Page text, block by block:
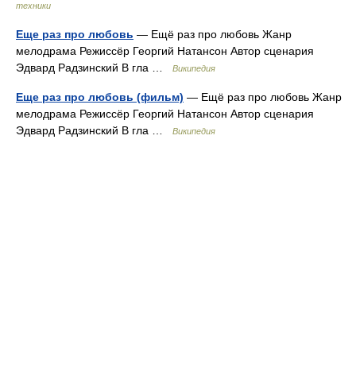
техники
Еще раз про любовь — Ещё раз про любовь Жанр
мелодрама Режиссёр Георгий Натансон Автор сценария
Эдвард Радзинский В гла …
Википедия
Еще раз про любовь (фильм) — Ещё раз про любовь Жанр
мелодрама Режиссёр Георгий Натансон Автор сценария
Эдвард Радзинский В гла …
Википедия